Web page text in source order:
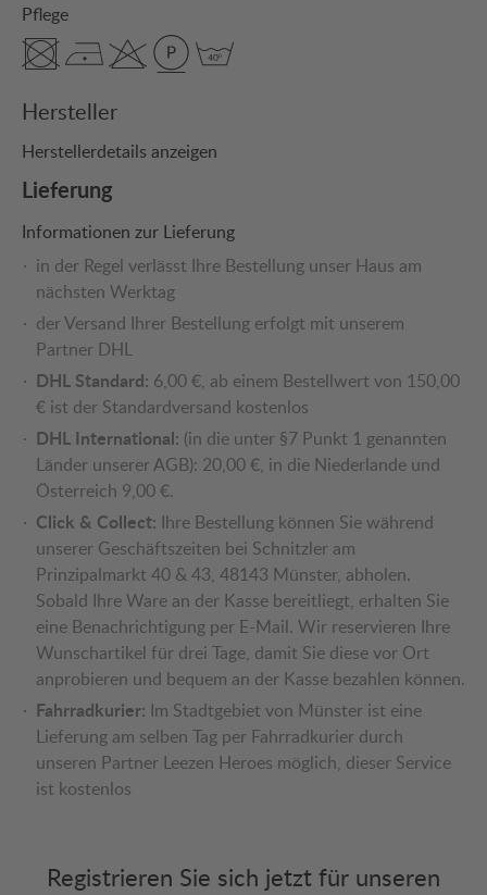
Pflege
Hersteller
Herstellerdetails anzeigen
Lieferung
Informationen zur Lieferung
in der Regel verlässt Ihre Bestellung unser Haus am
nächsten Werktag
der Versand Ihrer Bestellung erfolgt mit unserem
Partner DHL
DHL Standard: 6,00 €, ab einem Bestellwert von 150,00
€ ist der Standardversand kostenlos
DHL International: (in die unter §7 Punkt 1 genannten
Länder unserer AGB): 20,00 €, in die Niederlande und
Österreich 9,00 €.
Click & Collect: Ihre Bestellung können Sie während
unserer Geschäftszeiten bei Schnitzler am
Prinzipalmarkt 40 & 43, 48143 Münster, abholen.
Sobald Ihre Ware an der Kasse bereitliegt, erhalten Sie
eine Benachrichtigung per E-Mail. Wir reservieren Ihre
Wunschartikel für drei Tage, damit Sie diese vor Ort
anprobieren und bequem an der Kasse bezahlen können.
Fahrradkurier: Im Stadtgebiet von Münster ist eine
Lieferung am selben Tag per Fahrradkurier durch
unseren Partner Leezen Heroes möglich, dieser Service
ist kostenlos
Registrieren Sie sich jetzt für unseren